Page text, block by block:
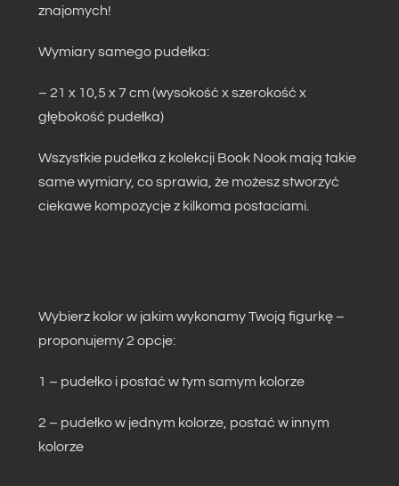
znajomych!
Wymiary samego pudełka:
– 21 x 10,5 x 7 cm (wysokość x szerokość x
głębokość pudełka)
Wszystkie pudełka z kolekcji Book Nook mają takie
same wymiary, co sprawia, że możesz stworzyć
ciekawe kompozycje z kilkoma postaciami.
Wybierz kolor w jakim wykonamy Twoją figurkę –
proponujemy 2 opcje:
1 – pudełko i postać w tym samym kolorze
2 – pudełko w jednym kolorze, postać w innym
kolorze